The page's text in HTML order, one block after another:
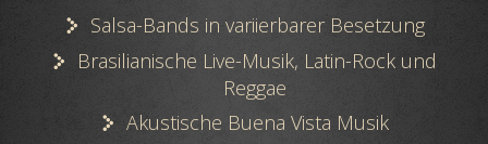
Salsa-Bands in variierbarer Besetzung
Brasilianische Live-Musik, Latin-Rock und
Reggae
Akustische Buena Vista Musik